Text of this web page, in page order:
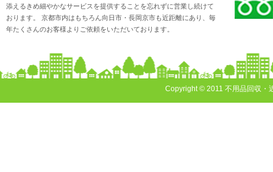
添えるきめ細やかなサービスを提供することを忘れずに営業し続けて
おります。 京都市内はもちろん向日市・長岡京市も近距離にあり、毎
年たくさんのお客様よりご依頼をいただいております。
Copyright © 2011 不用品回収・